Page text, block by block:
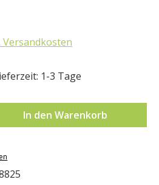
Versandkosten
1-3 Tage
Gib den gewünschten
In den Warenkorb